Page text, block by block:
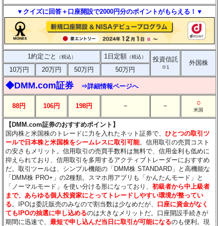
▼クイズに回答＋口座開設で2000円分のポイントがもらえる！▼
1約定ごと （税込） 1日定額 （税込） 投資信託
※1
外国株
10万円
20万円 50万円 50万円
◆DMM.com証券 ⇒詳細情報ページへ
88円 106円 198円 － － ○
米国
【DMM.com証券のおすすめポイント】
国内株と米国株のトレードに力を入れたネット証券で、ひとつの取引ツ
ールで日本株と米国株をシームレスに取引可能。信用取引の売買コスト
の安さもメリット。信用取引の売買手数料は無料で、信用金利も低めに
抑えられており、信用取引を多用するアクティブトレーダーにおすすめ
だ。取引ツールは、シンプル機能の「DMM株 STANDARD」と高機能な
「DMM株 PRO+」の2種類。スマホ用アプリも「かんたんモード」と
「ノーマルモード」を使い分ける形になっており、初級者から中上級者
まで、あらゆる個人投資家にとってトレードしやすい環境が整ってい
る 。IPOは委託販売のみなので割当数は少なめだが、 口座に資金がなく
てもIPOの抽選に申し込めるのは大きなメリットだ。口座開設手続きが
期間に迅速で、最短で申し込んだ当日に取引が可能になるのも便利。現